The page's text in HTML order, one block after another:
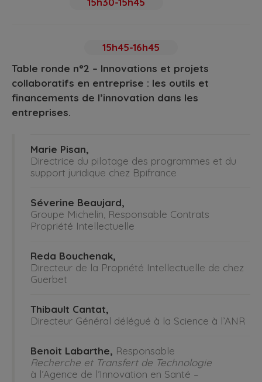
15h45-16h45
Table ronde n°2 – Innovations et projets
collaboratifs en entreprise : les outils et
financements de l’innovation dans les
entreprises.
Marie Pisan,
Directrice du pilotage des programmes et du
support juridique chez Bpifrance
Séverine Beaujard,
Groupe Michelin, Responsable Contrats
Propriété Intellectuelle
Reda Bouchenak,
Directeur de la Propriété Intellectuelle de chez
Guerbet
Thibault Cantat,
Directeur Général délégué à la Science à l’ANR
Benoit Labarthe, Responsable
Recherche et Transfert de Technologie
à l’Agence de l’Innovation en Santé –